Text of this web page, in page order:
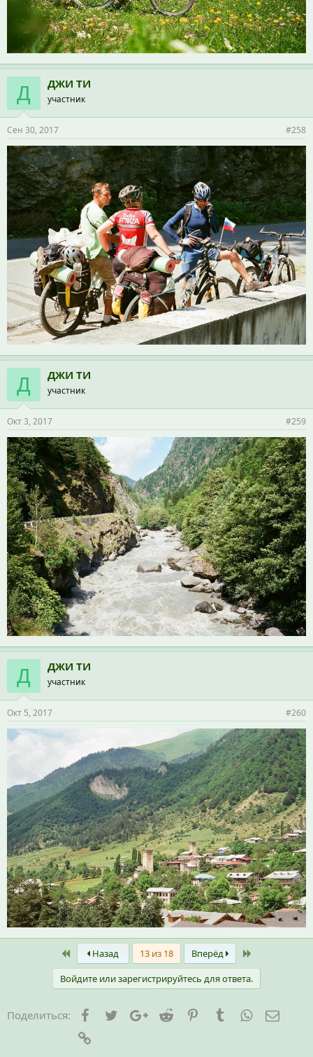
Д ДЖИ ТИ
участник
Сен 30, 2017 #258
Д ДЖИ ТИ
участник
Окт 3, 2017 #259
Д ДЖИ ТИ
участник
Окт 5, 2017 #260
First Назад 13 из 18 Вперёд
Войдите или зарегистрируйтесь для ответа.
Поделиться: FacebookTwitterGoogle+
Reddit PinterestTumblrWhatsApp